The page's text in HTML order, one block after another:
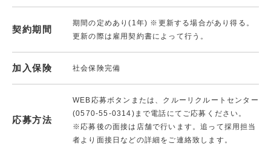
契約期間
期間の定めあり(1年) ※更新する場合があり得る。
更新の際は雇用契約書によって行う。
加入保険 社会保険完備
応募方法
WEB応募ボタンまたは、クルーリクルートセンター
(0570-55-0314)まで電話にてご応募ください。
※応募後の面接は店舗で行います。追って採用担当
者より面接日などの詳細をご連絡致します。